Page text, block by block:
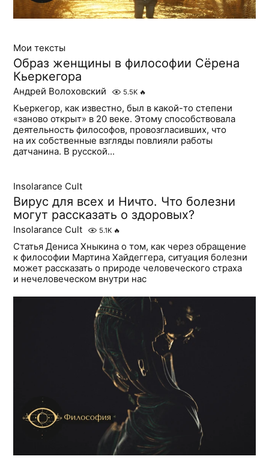
Мои тексты
Образ женщины в философии Сёрена
Кьеркегора
Андрей Волоховский 5.5K 🔥
Кьеркегор, как известно, был в какой-то степени
«заново открыт» в 20 веке. Этому способствовала
деятельность философов, провозгласивших, что
на их собственные взгляды повлияли работы
датчанина. В русской...
Insolarance Cult
Вирус для всех и Ничто. Что болезни
могут рассказать о здоровых?
Insolarance Cult 5.1K 🔥
Статья Дениса Хныкина о том, как через обращение
к философии Мартина Хайдеггера, ситуация болезни
может рассказать о природе человеческого страха
и нечеловеческом внутри нас